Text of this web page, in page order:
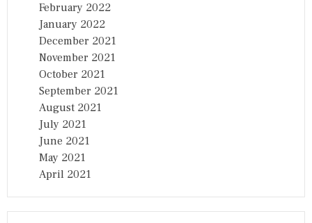
February 2022
January 2022
December 2021
November 2021
October 2021
September 2021
August 2021
July 2021
June 2021
May 2021
April 2021